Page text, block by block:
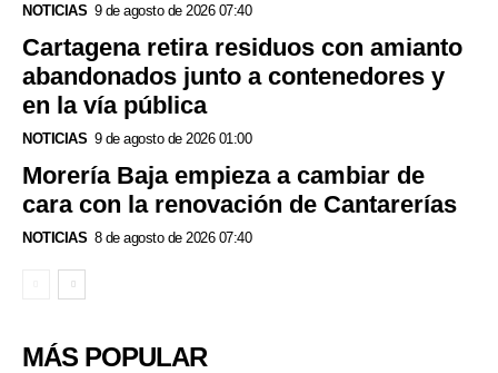
NOTICIAS 9 de agosto de 2026 07:40
Cartagena retira residuos con amianto
abandonados junto a contenedores y
en la vía pública
NOTICIAS 9 de agosto de 2026 01:00
Morería Baja empieza a cambiar de
cara con la renovación de Cantarerías
NOTICIAS 8 de agosto de 2026 07:40
MÁS POPULAR